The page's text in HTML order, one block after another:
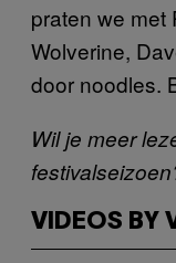
praten we met
Wolverine,
door noodles.
Wil je meer
VIDEOS BY